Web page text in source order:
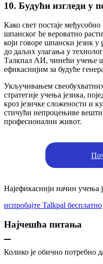
10. Будући изгледи у
Како свет постаје међусобно
шпанског ће вероватно
који говоре шпански језик
до даљих улагања у
Талкпал АИ, чинећи учење
ефикаснијим за будуће
Укључивањем
стратегије учења језика,
кроз језичке сложености и
стичући непроцењиве
професионални живот.
Најефикаснији начин учења
испробајте Talkpal бесплатно
Најчешћа питања
Колико је обично потребно